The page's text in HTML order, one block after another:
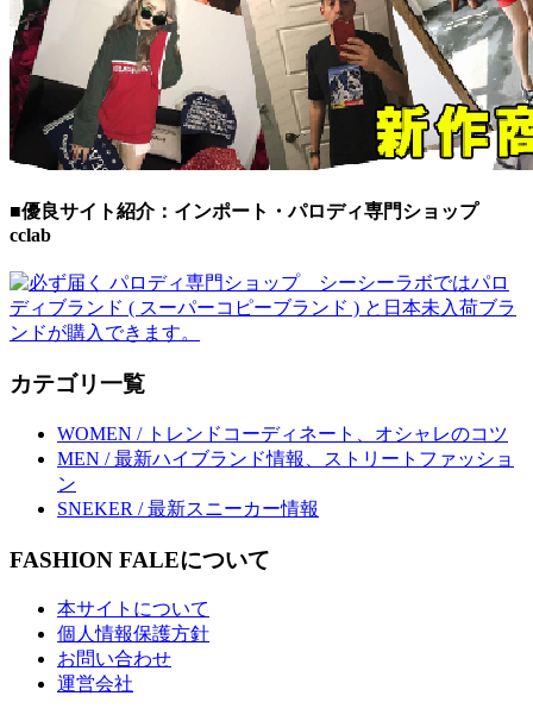
■優良サイト紹介：インポート・パロディ専門ショップ
cclab
カテゴリ一覧
WOMEN / トレンドコーディネート、オシャレのコツ
MEN / 最新ハイブランド情報、ストリートファッショ
ン
SNEKER / 最新スニーカー情報
FASHION FALEについて
本サイトについて
個人情報保護方針
お問い合わせ
運営会社